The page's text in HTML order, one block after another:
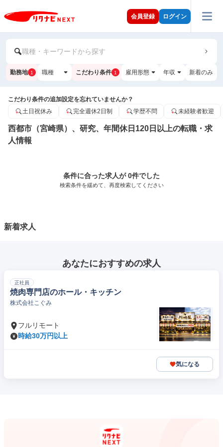
会員登録 ログイン
職種・キーワードから探す
勤務地 1 職種 こだわり条件 1 雇用形態 年収 新着のみ
こだわり条件の追加設定を忘れていませんか？
土日祝休み
完全週休2日制 学歴不問 未経験者歓迎
西都市（宮崎県）、研究、年間休日120日以上の転職・求
人情報
条件に合った求人が 0件でした
検索条件を緩めて、再度検索してください
新着求人
あなたにおすすめの求人
正社員
焼肉専門店のホール・キッチン
株式会社こぐみ
フルリモート
時給30万円以上
気になる